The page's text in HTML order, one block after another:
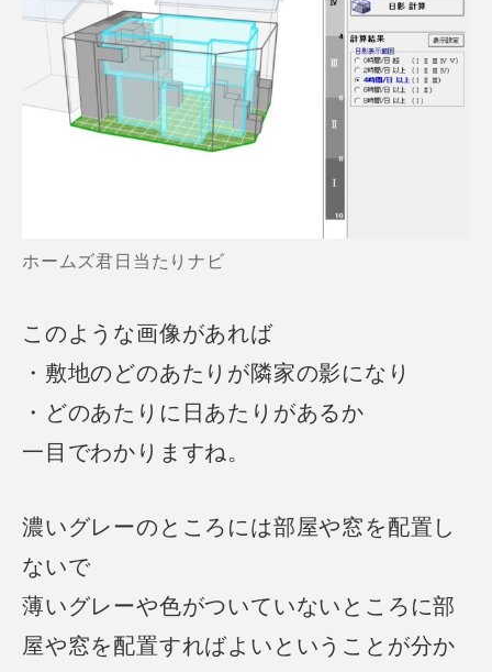
ホームズ君日当たりナビ
このような画像があれば
・敷地のどのあたりが隣家の影になり
・どのあたりに日あたりがあるか
一目でわかりますね。
濃いグレーのところには部屋や窓を配置し
ないで
薄いグレーや色がついていないところに部
屋や窓を配置すればよい ということが分か